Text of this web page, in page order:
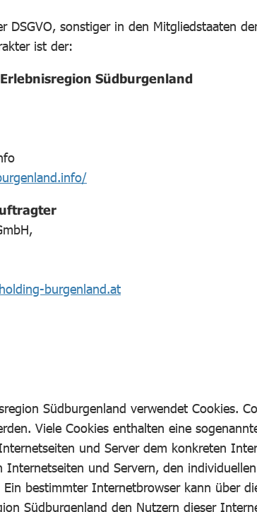
DSGVO, sonstiger in den Mitgliedstaaten
ist der:
Südburgenland
burgenland.at
Südburgenland verwendet Cookies.
Viele Cookies enthalten eine
und Server dem konkreten
Internetseiten und Servern, den
bestimmter Internetbrowser kann über
Südburgenland den Nutzern dieser